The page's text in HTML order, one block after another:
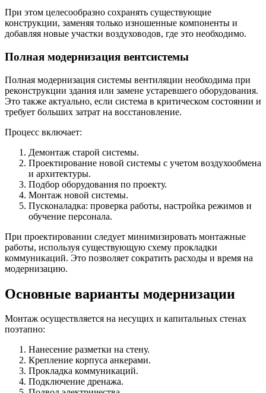
При этом целесообразно сохранять существующие
конструкции, заменяя только изношенные компоненты и
добавляя новые участки воздуховодов, где это необходимо.
Полная модернизация вентсистемы
Полная модернизация системы вентиляции необходима при
реконструкции здания или замене устаревшего оборудования.
Это также актуально, если система в критическом состоянии и
требует больших затрат на восстановление.
Процесс включает:
Демонтаж старой системы.
Проектирование новой системы с учетом воздухообмена
и архитектуры.
Подбор оборудования по проекту.
Монтаж новой системы.
Пусконаладка: проверка работы, настройка режимов и
обучение персонала.
При проектировании следует минимизировать монтажные
работы, используя существующую схему прокладки
коммуникаций. Это позволяет сократить расходы и время на
модернизацию.
Основные варианты модернизации
Монтаж осуществляется на несущих и капитальных стенах
поэтапно:
Нанесение разметки на стену.
Крепление корпуса анкерами.
Прокладка коммуникаций.
Подключение дренажа.